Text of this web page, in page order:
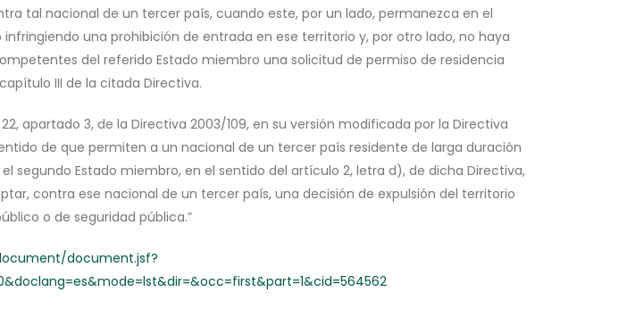
tal nacional de un tercer país, cuando este, por un lado, permanezca en el
una prohibición de entrada en ese territorio y, por otro lado, no haya
del referido Estado miembro una solicitud de permiso de residencia
III de la citada Directiva.
apartado 3, de la Directiva 2003/109, en su versión modificada por la Directiva
de que permiten a un nacional de un tercer país residente de larga duración
segundo Estado miembro, en el sentido del artículo 2, letra d), de dicha Directiva,
contra ese nacional de un tercer país, una decisión de expulsión del territorio
o de seguridad pública.”
document.jsf?